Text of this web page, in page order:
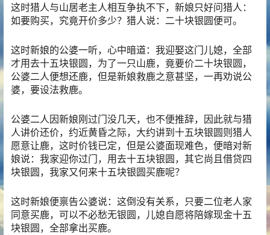
这时猎人与山居老主人相互争执不下，新娘只好问猎人：
如要购买，究竟开价多少？猎人说：二十块银圆便可。
这时新娘的公婆一听，心中暗道：我迎娶这门儿媳，全部
才用去十五块银圆，为了一只山鹿，竟要价二十块银圆，
公婆二人便想还鹿，但是新娘救鹿之意甚坚，一再劝说公
婆，要设法救鹿。
公婆二人因新娘刚过门没几天，也不便推辞，因此就与猎
人讲价还价，约近黄昏之际，大约讲到十五块银圆则猎人
愿意让鹿，这时价钱已定，但是公婆面现难色，便暗对新
娘说：我家迎你过门，用去十五块银圆，其它尚且借贷四
块银圆，我家又何来十五块银圆买鹿呢？
这时新娘便禀告公婆说：这倒没有关系，只要二位老人家
同意买鹿，可以不必愁无银圆，儿媳自愿将陪嫁现金十五
块银圆，全部拿出买鹿。